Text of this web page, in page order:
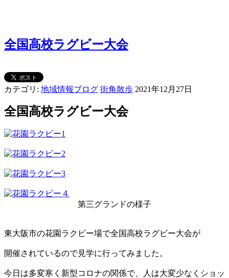
全国高校ラグビー大会
カテゴリ: 地域情報ブログ 街角散歩 2021年12月27日
全国高校ラグビー大会
第三グランドの様子
東大阪市の花園ラクビー場で全国高校ラグビー大会が
開催されているので見学に行ってみました。
今日は多変寒く新型コロナの関係で、人は大変少なくショッ